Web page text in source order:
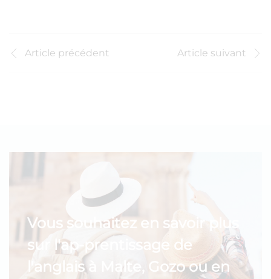
Article précédent Article suivant
Vous souhaitez en savoir plus
sur l'ap-prentissage de
l'anglais à Malte, Gozo ou en